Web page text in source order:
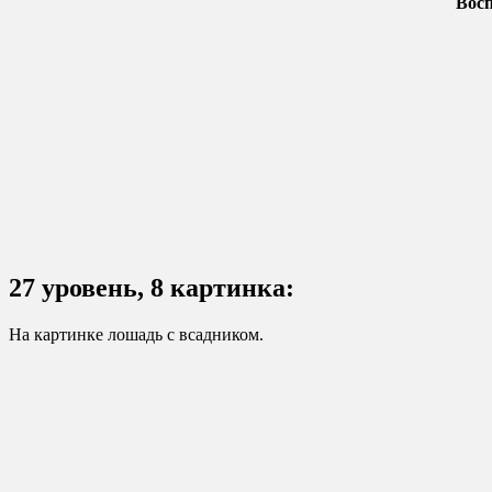
27 уровень, 8 картинка:
На картинке лошадь с всадником.